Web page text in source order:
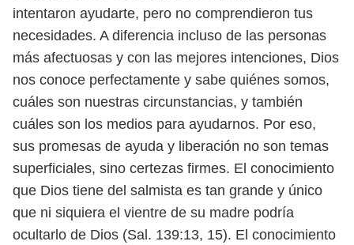
intentaron ayudarte, pero no comprendieron tus
necesidades. A diferencia incluso de las personas
más afectuosas y con las mejores intenciones, Dios
nos conoce perfectamente y sabe quiénes somos,
cuáles son nuestras circunstancias, y también
cuáles son los medios para ayudarnos. Por eso,
sus promesas de ayuda y liberación no son temas
superficiales, sino certezas firmes. El conocimiento
que Dios tiene del salmista es tan grande y único
que ni siquiera el vientre de su madre podría
ocultarlo de Dios (Sal. 139:13, 15). El conocimiento